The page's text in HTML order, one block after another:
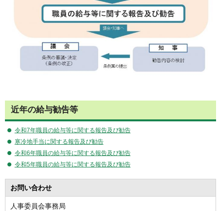
近年の給与勧告等
令和7年職員の給与等に関する報告及び勧告
寒冷地手当に関する報告及び勧告
令和6年職員の給与等に関する報告及び勧告
令和5年職員の給与等に関する報告及び勧告
お問い合わせ
人事委員会事務局